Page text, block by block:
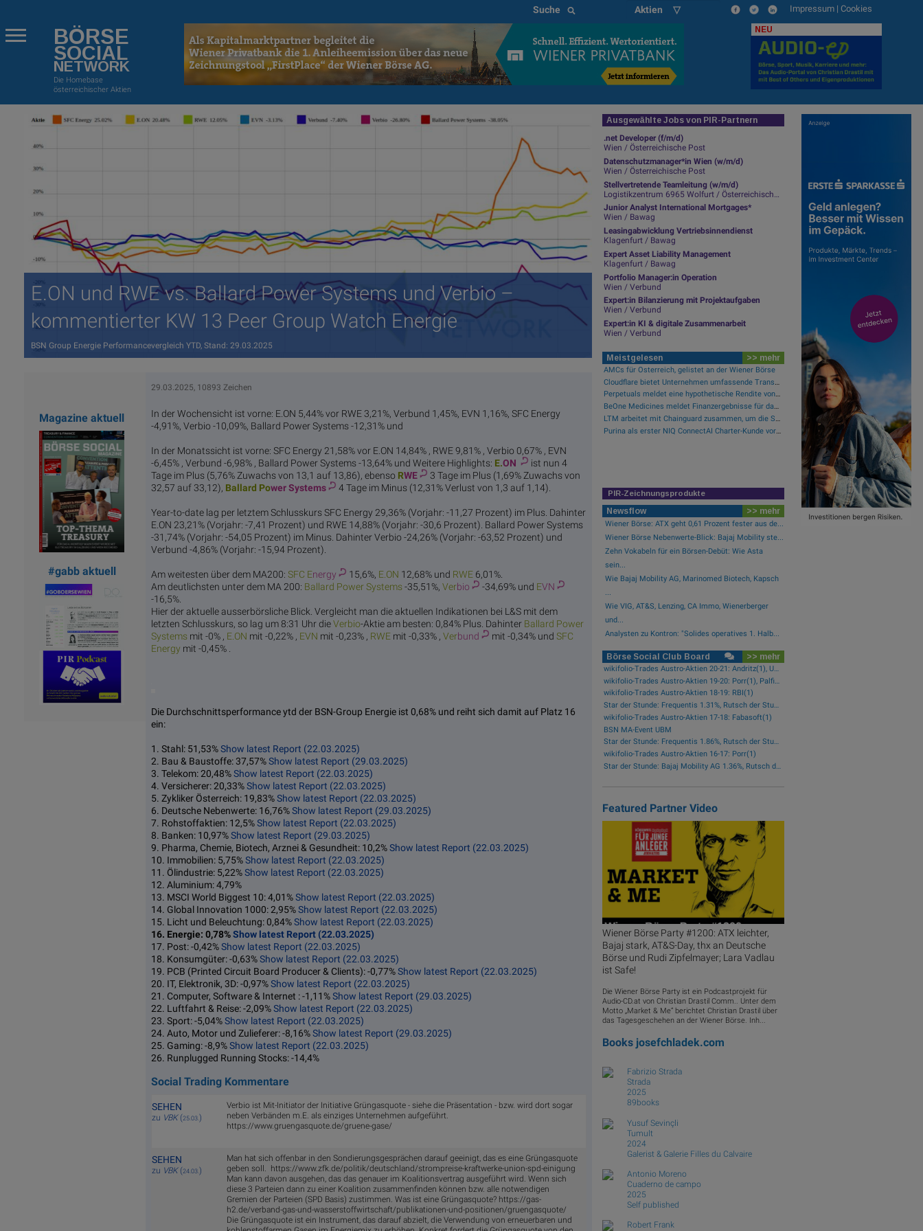
Suche Aktien ▽ Impressum | Cookies
BÖRSE
SOCIAL
NETWORK
Die Homebase
österreichischer Aktien
NEU
E.ON und RWE vs. Ballard Power Systems und Verbio –
kommentierter KW 13 Peer Group Watch Energie
BSN Group Energie Performancevergleich YTD, Stand: 29.03.2025
Magazine aktuell
#gabb aktuell
29.03.2025, 10893 Zeichen
In der Wochensicht ist vorne: E.ON 5,44% vor RWE 3,21%, Verbund 1,45%, EVN 1,16%, SFC Energy
-4,91%, Verbio -10,09%, Ballard Power Systems -12,31% und
In der Monatssicht ist vorne: SFC Energy 21,58% vor E.ON 14,84% , RWE 9,81% , Verbio 0,67% , EVN
-6,45% , Verbund -6,98% , Ballard Power Systems -13,64% und Weitere Highlights: E.ON
ist nun 4
Tage im Plus (5,76% Zuwachs von 13,1 auf 13,86), ebenso RWE
3 Tage im Plus (1,69% Zuwachs von
32,57 auf 33,12), Ballard Power Systems 4 Tage im Minus (12,31% Verlust von 1,3 auf 1,14).
Year-to-date lag per letztem Schlusskurs SFC Energy 29,36% (Vorjahr: -11,27 Prozent) im Plus. Dahinter
E.ON 23,21% (Vorjahr: -7,41 Prozent) und RWE 14,88% (Vorjahr: -30,6 Prozent). Ballard Power Systems
-31,74% (Vorjahr: -54,05 Prozent) im Minus. Dahinter Verbio -24,26% (Vorjahr: -63,52 Prozent) und
Verbund -4,86% (Vorjahr: -15,94 Prozent).
Am weitesten über dem MA200: SFC Energy 15,6%, E. ON 12,68% und RWE6,01%.
Am deutlichsten unter dem MA 200: Ballard Power Systems-35,51%, Verbio -34,69% und EVN
-16,5%.
Hier der aktuelle ausserbörsliche Blick. Vergleicht man die aktuellen Indikationen bei L&S mit dem
letzten Schlusskurs, so lag um 8:31 Uhr dieVerbio-Aktie am besten: 0,84% Plus. Dahinter Ballard Power
Systemsmit -0% , E. ON mit -0,22% , EVN mit -0,23% , RWEmit -0,33% , Verbund mit -0,34% und SFC
Energy mit -0,45% .
Die Durchschnittsperformance ytd der BSN-Group Energie ist 0,68% und reiht sich damit auf Platz 16
ein:
1. Stahl: 51,53%Show latest Report (22.03.2025)
2. Bau & Baustoffe: 37,57%Show latest Report (29.03.2025)
3. Telekom: 20,48%Show latest Report (22.03.2025)
4. Versicherer: 20,33%Show latest Report (22.03.2025)
5. Zykliker Österreich: 19,83%Show latest Report (22.03.2025)
6. Deutsche Nebenwerte: 16,76%Show latest Report (29.03.2025)
7. Rohstoffaktien: 12,5%Show latest Report (22.03.2025)
8. Banken: 10,97%Show latest Report (29.03.2025)
9. Pharma, Chemie, Biotech, Arznei & Gesundheit: 10,2%Show latest Report (22.03.2025)
10. Immobilien: 5,75%Show latest Report (22.03.2025)
11. Ölindustrie: 5,22%Show latest Report (22.03.2025)
12. Aluminium: 4,79%
13. MSCI World Biggest 10: 4,01%Show latest Report (22.03.2025)
14. Global Innovation 1000: 2,95%Show latest Report (22.03.2025)
15. Licht und Beleuchtung: 0,84%Show latest Report (22.03.2025)
16. Energie: 0,78%Show latest Report (22.03.2025)
17. Post: -0,42%Show latest Report (22.03.2025)
18. Konsumgüter: -0,63%Show latest Report (22.03.2025)
19. PCB (Printed Circuit Board Producer & Clients): -0,77%Show latest Report (22.03.2025)
20. IT, Elektronik, 3D: -0,97%Show latest Report (22.03.2025)
21. Computer, Software & Internet : -1,11%Show latest Report (29.03.2025)
22. Luftfahrt & Reise: -2,09%Show latest Report (22.03.2025)
23. Sport: -5,04%Show latest Report (22.03.2025)
24. Auto, Motor und Zulieferer: -8,16%Show latest Report (29.03.2025)
25. Gaming: -8,9%Show latest Report (22.03.2025)
26. Runplugged Running Stocks: -14,4%
Social Trading Kommentare
SEHEN
zu VBK(25.03.)
Verbio ist Mit-Initiator der Initiative Grüngasquote - siehe die Präsentation - bzw. wird dort sogar
neben Verbänden m.E. als einziges Unternehmen aufgeführt.
https://www.gruengasquote.de/gruene-gase/
SEHEN
zu VBK(24.03.)
Man hat sich offenbar in den Sondierungsgesprächen darauf geeinigt, das es eine Grüngasquote
geben soll. https://www.zfk.de/politik/deutschland/strompreise-kraftwerke-union-spd-einigung
Man kann davon ausgehen, das das genauer im Koalitionsvertrag ausgeführt wird. Wenn sich
diese 3 Parteien dann zu einer Koalition zusammenfinden können bzw. alle notwendigen
Gremien der Parteien (SPD Basis) zustimmen. Was ist eine Grüngasquote? https://gas-
h2.de/verband-gas-und-wasserstoffwirtschaft/publikationen-und-positionen/gruengasquote/
Die Grün­gas­quo­te ist ein Ins­tru­ment, das da­rauf ab­zielt, die Ver­wen­dung von er­neu­er­ba­ren und
Ausgewählte Jobs von PIR-Partnern
.net Developer (f/m/d)
Wien / Österreichische Post
Datenschutzmanager*in Wien (w/m/d)
Wien / Österreichische Post
Stellvertretende Teamleitung (w/m/d)
Logistikzentrum 6965 Wolfurt / Österreichische Post
Junior Analyst International Mortgages*
Wien / Bawag
Leasingabwicklung Vertriebsinnendienst
Klagenfurt / Bawag
Expert Asset Liability Management
Klagenfurt / Bawag
Portfolio Manager:in Operation
Wien / Verbund
Expert:in Bilanzierung mit Projektaufgaben
Wien / Verbund
Expert:in KI & digitale Zusammenarbeit
Wien / Verbund
Meistgelesen >> mehr
AMCs für Österreich, gelistet an der Wiener Börse
Cloudflare bietet Unternehmen umfassende Transparenz zur Überprüfung und Analyse des KI-Einsatzes
Perpetuals meldet eine hypothetische Rendite von 380 % im Backtest der KI-Engine, die die risikofreie Handelsplattform „UpsideOnly“ antreibt
BeOne Medicines meldet Finanzergebnisse für das zweite Quartal 2026 und informiert über aktuelle Geschäftsentwicklungen
LTM arbeitet mit Chainguard zusammen, um die Sicherheit der Software-Lieferkette durch BlueVerse™ RightLogic zu stärken
Purina als erster NIQ ConnectAI Charter-Kunde vorgestellt
PIR-Zeichnungsprodukte
Newsflow >> mehr
Wiener Börse: ATX geht 0,61 Prozent fester aus de...
Wiener Börse Nebenwerte-Blick: Bajaj Mobility ste...
Zehn Vokabeln für ein Börsen-Debüt: Wie Asta
sein...
Wie Bajaj Mobility AG, Marinomed Biotech, Kapsch
Wie VIG, AT&S, Lenzing, CA Immo, Wienerberger
und...
Analysten zu Kontron: "Solides operatives 1. Halb...
Börse Social Club Board >> mehr
wikifolio-Trades Austro-Aktien 20-21: Andritz(1), Uniqa(1), OMV(1)
wikifolio-Trades Austro-Aktien 18-19: RBI(1)
Star der Stunde: Frequentis 1.31%, Rutsch der Stunde: RHI Magnesita -1.38%
wikifolio-Trades Austro-Aktien 17-18: Fabasoft(1)
BSN MA-Event UBM
Star der Stunde: Frequentis 1.86%, Rutsch der Stunde: Kapsch TrafficCom -2.16%
wikifolio-Trades Austro-Aktien 16-17: Porr(1)
Star der Stunde: Bajaj Mobility AG 1.36%, Rutsch der Stunde: Polytec Group -1.81%
Featured Partner Video
Wiener Börse Party #1200: ATX leichter,
Bajaj stark, AT&S-Day, thx an Deutsche
Börse und Rudi Zipfelmayer; Lara Vadlau
ist Safe!
Die Wiener Börse Party ist ein Podcastprojekt für
Audio-CD.at von Christian Drastil Comm.. Unter dem
Motto „Market & Me“ berichtet Christian Drastil über
das Tagesgeschehen an der Wiener Börse. Inh...
Books josefchladek.com
Fabrizio Strada
Strada
2025
89books
Yusuf Sevinçli
Tumult
2024
Galerist & Galerie Filles du Calvaire
Antonio Moreno
Cuaderno de campo
2025
Self published
Robert Frank